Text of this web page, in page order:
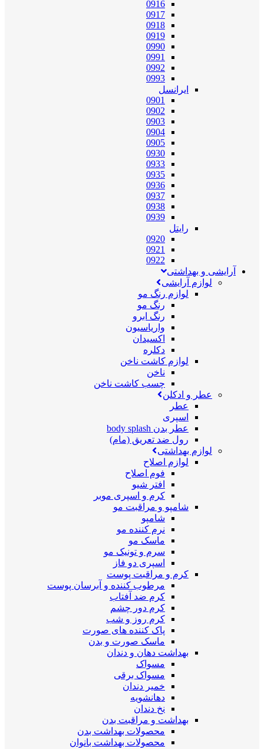
0916
0917
0918
0919
0990
0991
0992
0993
ایرانسل
0901
0902
0903
0904
0905
0930
0933
0935
0936
0937
0938
0939
رایتل
0920
0921
0922
آرایشی و بهداشتی
لوازم آرایشی
لوازم رنگ مو
رنگ مو
رنگ ابرو
واریاسیون
اکسیدان
دکلره
لوازم کاشت ناخن
ناخن
چسب کاشت ناخن
عطر و ادکلن
عطر
اسپری
عطر بدن body splash
رول ضد تعریق (مام)
لوازم بهداشتی
لوازم اصلاح
فوم اصلاح
افتر شیو
کرم و اسپری موبر
شامپو و مراقبت مو
شامپو
نرم کننده مو
ماسک مو
سرم و تونیک مو
اسپری دو فاز
کرم و مراقبت پوست
مرطوب کننده و آبرسان پوست
کرم ضد آفتاب
کرم دور چشم
کرم روز و شب
پاک کننده های صورت
ماسک صورت و بدن
بهداشت دهان و دندان
مسواک
مسواک برقی
خمیر دندان
دهانشویه
نخ دندان
بهداشت و مراقبت بدن
محصولات بهداشت بدن
محصولات بهداشت بانوان